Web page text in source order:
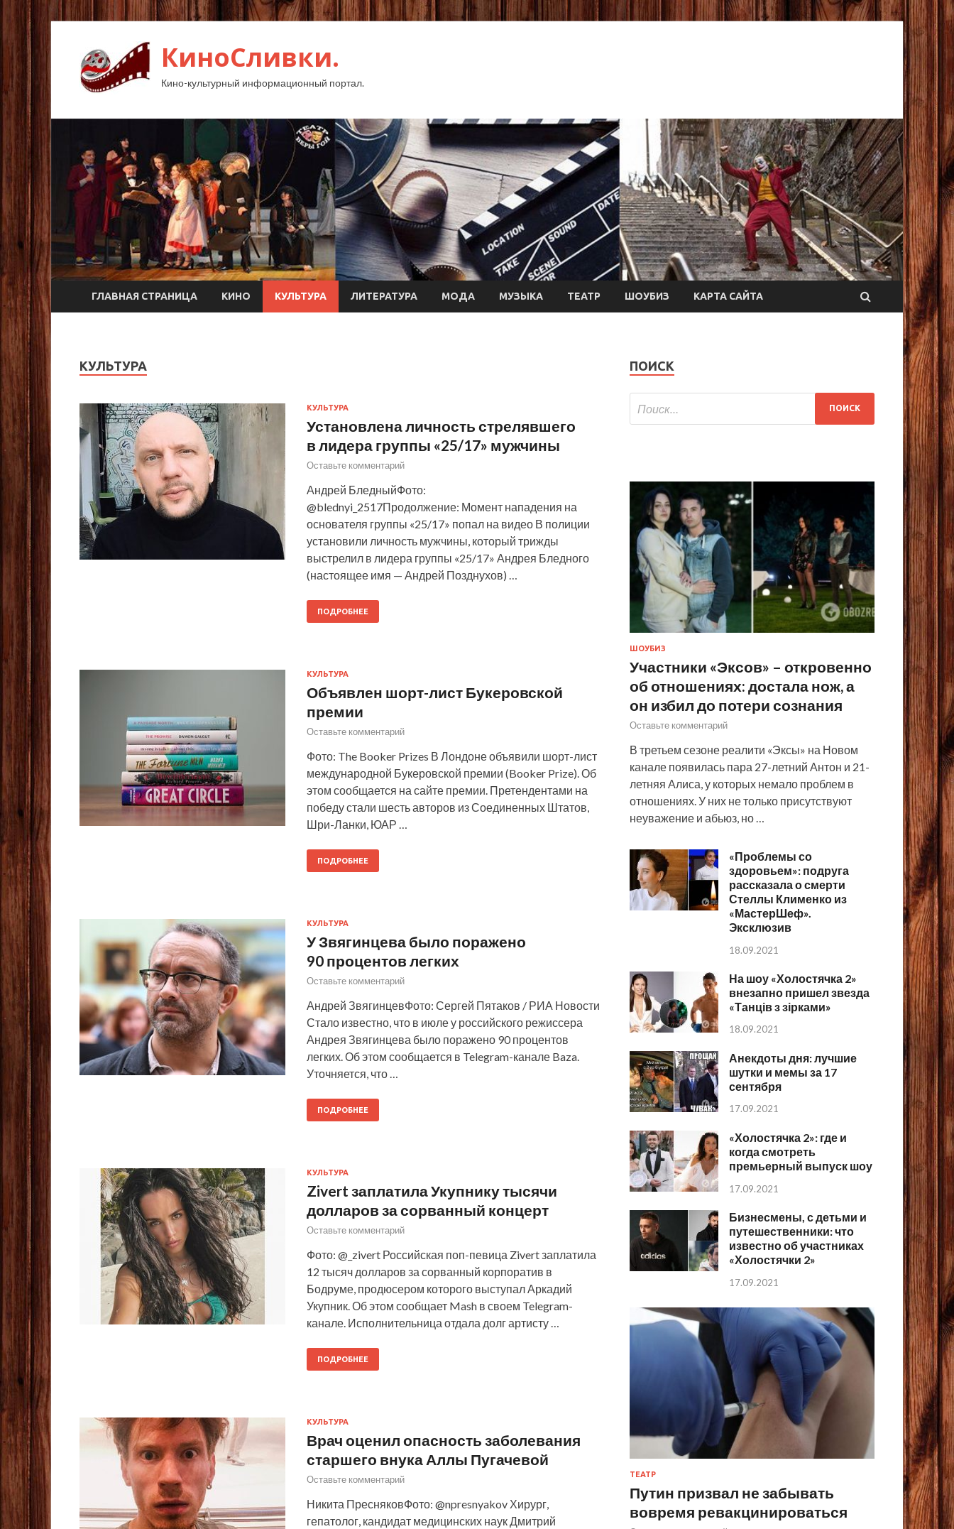
КиноСливки.
Кино-культурный информационный портал.
ГЛАВНАЯ СТРАНИЦА КИНО КУЛЬТУРА ЛИТЕРАТУРА МОДА МУЗЫКА ТЕАТР ШОУБИЗ КАРТА САЙТА
КУЛЬТУРА
КУЛЬТУРА
Установлена личность стрелявшего
в лидера группы «25/17» мужчины
Оставьте комментарий
Андрей БледныйФото:
@blednyi_2517Продолжение: Момент нападения на
основателя группы «25/17» попал на видео В полиции
установили личность мужчины, который трижды
выстрелил в лидера группы «25/17» Андрея Бледного
(настоящее имя — Андрей Позднухов) …
ПОДРОБНЕЕ
КУЛЬТУРА
Объявлен шорт-лист Букеровской
премии
Оставьте комментарий
Фото: The Booker Prizes В Лондоне объявили шорт-лист
международной Букеровской премии (Booker Prize). Об
этом сообщается на сайте премии. Претендентами на
победу стали шесть авторов из Соединенных Штатов,
Шри-Ланки, ЮАР …
ПОДРОБНЕЕ
КУЛЬТУРА
У Звягинцева было поражено
90 процентов легких
Оставьте комментарий
Андрей ЗвягинцевФото: Сергей Пятаков / РИА Новости
Стало известно, что в июле у российского режиссера
Андрея Звягинцева было поражено 90 процентов
легких. Об этом сообщается в Telegram-канале Baza.
Уточняется, что …
ПОДРОБНЕЕ
КУЛЬТУРА
Zivert заплатила Укупнику тысячи
долларов за сорванный концерт
Оставьте комментарий
Фото: @_zivert Российская поп-певица Zivert заплатила
12 тысяч долларов за сорванный корпоратив в
Бодруме, продюсером которого выступал Аркадий
Укупник. Об этом сообщает Mash в своем Telegram-
канале. Исполнительница отдала долг артисту …
ПОДРОБНЕЕ
КУЛЬТУРА
Врач оценил опасность заболевания
старшего внука Аллы Пугачевой
Оставьте комментарий
Никита ПресняковФото: @npresnyakov Хирург,
гепатолог, кандидат медицинских наук Дмитрий
ПОИСК
ШОУБИЗ
Участники «Эксов» – откровенно
об отношениях: достала нож, а
он избил до потери сознания
Оставьте комментарий
В третьем сезоне реалити «Эксы» на Новом
канале появилась пара 27-летний Антон и 21-
летняя Алиса, у которых немало проблем в
отношениях. У них не только присутствуют
неуважение и абьюз, но …
«Проблемы со
здоровьем»: подруга
рассказала о смерти
Стеллы Клименко из
«МастерШеф».
Эксклюзив
18.09.2021
На шоу «Холостячка 2»
внезапно пришел звезда
«Танців з зірками»
18.09.2021
Анекдоты дня: лучшие
шутки и мемы за 17
сентября
17.09.2021
«Холостячка 2»: где и
когда смотреть
премьерный выпуск шоу
17.09.2021
Бизнесмены, с детьми и
путешественники: что
известно об участниках
«Холостячки 2»
17.09.2021
ТЕАТР
Путин призвал не забывать
вовремя ревакцинироваться